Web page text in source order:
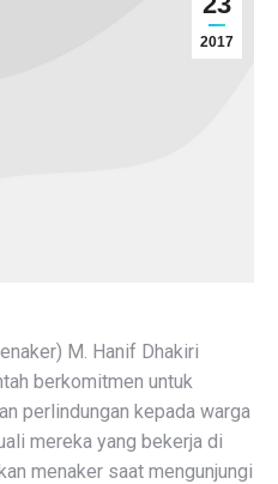
2017
M. Hanif Dhakiri
berkomitmen untuk
perlindungan kepada warga
mereka yang bekerja di
menaker saat mengunjungi